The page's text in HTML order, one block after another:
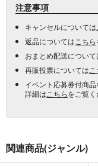
注意事項
キャンセルについては
返品については こちら
おまとめ配送について
再販投票については
イベント応募券付商
詳細は こちらをご覧く
関連商品(ジャンル)